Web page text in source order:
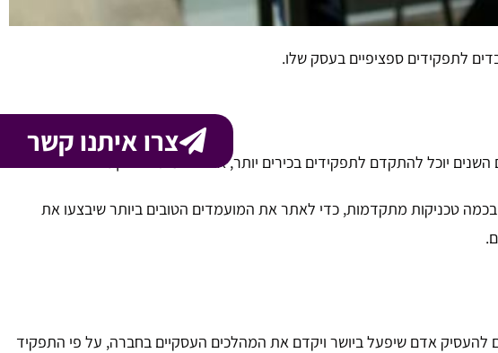
צרו איתנו קשר
לתפקידים ספציפיים בעסק שלו.
יוכל להתקדם לתפקידים בכירים יותר, אם הוא מתאים לכך.
טכניקות מתקדמות, כדי לאתר את המועמדים הטובים ביותר שיבצעו את
להעסיק אדם שיפעל ביושר ויקדם את המהלכים העסקיים בחברה, על פי התפקיד